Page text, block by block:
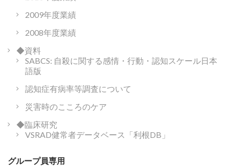
2009年度業績
2008年度業績
◆資料
SABCS: 自殺に関する感情・行動・認知スケール日本
語版
認知症有病率等調査について
災害時のこころのケア
◆臨床研究
VSRAD健常者データベース「利根DB」
グループ員専用